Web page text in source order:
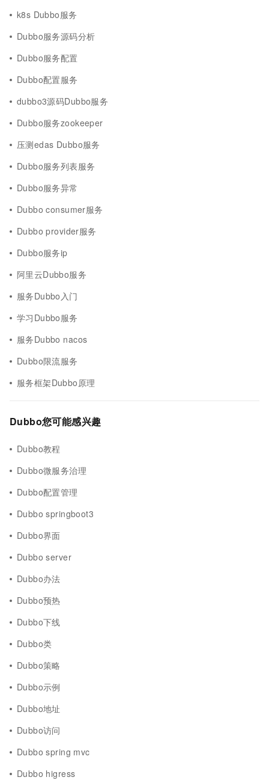
k8s Dubbo服务
Dubbo服务源码分析
Dubbo服务配置
Dubbo配置服务
dubbo3源码Dubbo服务
Dubbo服务zookeeper
压测edas Dubbo服务
Dubbo服务列表服务
Dubbo服务异常
Dubbo consumer服务
Dubbo provider服务
Dubbo服务ip
阿里云Dubbo服务
服务Dubbo入门
学习Dubbo服务
服务Dubbo nacos
Dubbo限流服务
服务框架Dubbo原理
Dubbo您可能感兴趣
Dubbo教程
Dubbo微服务治理
Dubbo配置管理
Dubbo springboot3
Dubbo界面
Dubbo server
Dubbo办法
Dubbo预热
Dubbo下线
Dubbo类
Dubbo策略
Dubbo示例
Dubbo地址
Dubbo访问
Dubbo spring mvc
Dubbo higress